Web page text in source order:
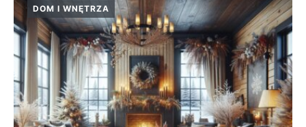
DOM I WNĘTRZA